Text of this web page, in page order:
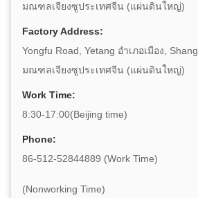
มณฑลเจียงซูประเทศจีน (แผ่นดินใหญ่)
Factory Address:
Yongfu Road, Yetang อำเภอเมือง,
มณฑลเจียงซูประเทศจีน (แผ่นดินใหญ่)
Work Time:
8:30-17:00(Beijing time)
Phone:
86-512-52844889 (Work Time)
(Nonworking Time)